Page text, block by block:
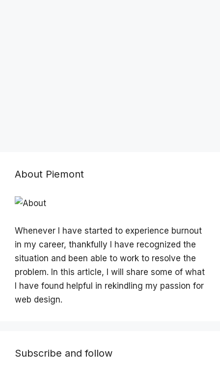
About Piemont
Whenever I have started to experience burnout
in my career, thankfully I have recognized the
situation and been able to work to resolve the
problem. In this article, I will share some of what
I have found helpful in rekindling my passion for
web design.
Subscribe and follow